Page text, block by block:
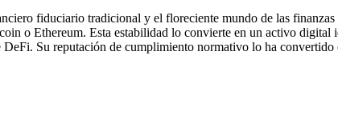
fiduciario tradicional y el floreciente mundo de las finanzas
o Ethereum. Esta estabilidad lo convierte en un activo digital
Su reputación de cumplimiento normativo lo ha